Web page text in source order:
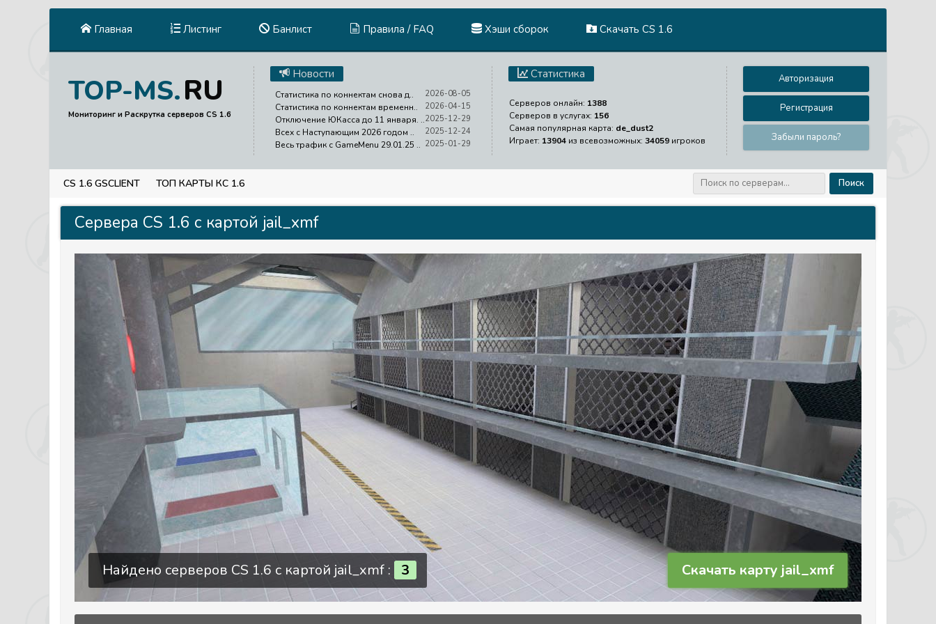
Главная Листинг Банлист Правила / FAQ Хэши сборок Скачать CS 1.6
TOP-MS.RU
Мониторинг и Раскрутка серверов CS 1.6
Новости
2026-08-05
Статистика по коннектам снова д..
2026-04-15
Статистика по коннектам временн..
2025-12-29
Отключение ЮКасса до 11 января. ..
2025-12-24
Всех с Наступающим 2026 годом ..
2025-01-29
Весь трафик с GameMenu 29.01.25 ..
Статистика
Серверов онлайн: 1388
Серверов в услугах: 156
Самая популярная карта: de_dust2
Играет: 13904 из всевозможных: 34059 игроков
Авторизация
Регистрация
Забыли пароль?
CS 1.6 GSCLIENT ТОП КАРТЫ КС 1.6 Поиск
Сервера CS 1.6 с картой jail_xmf
Скачать карту jail_xmf
Найдено серверов CS 1.6 c картой jail_xmf : 3